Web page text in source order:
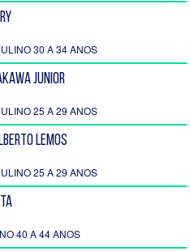
30 A 34 ANOS
JUNIOR
25 A 29 ANOS
LEMOS
25 A 29 ANOS
40 A 44 ANOS